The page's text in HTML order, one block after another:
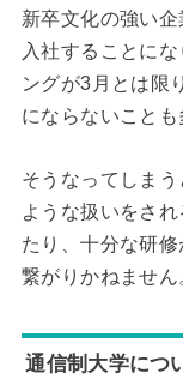
新卒文化の強い
入社することに
ングが3月とは限
にならないことも
そうなってしま
ような扱いをさ
たり、十分な研
繋がりかねません
通信制大学につ